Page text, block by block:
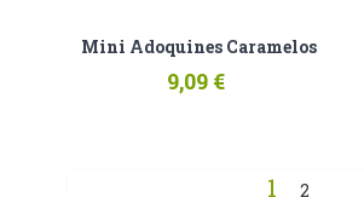
Mini Adoquines Caramelos
9,09 €
1 2